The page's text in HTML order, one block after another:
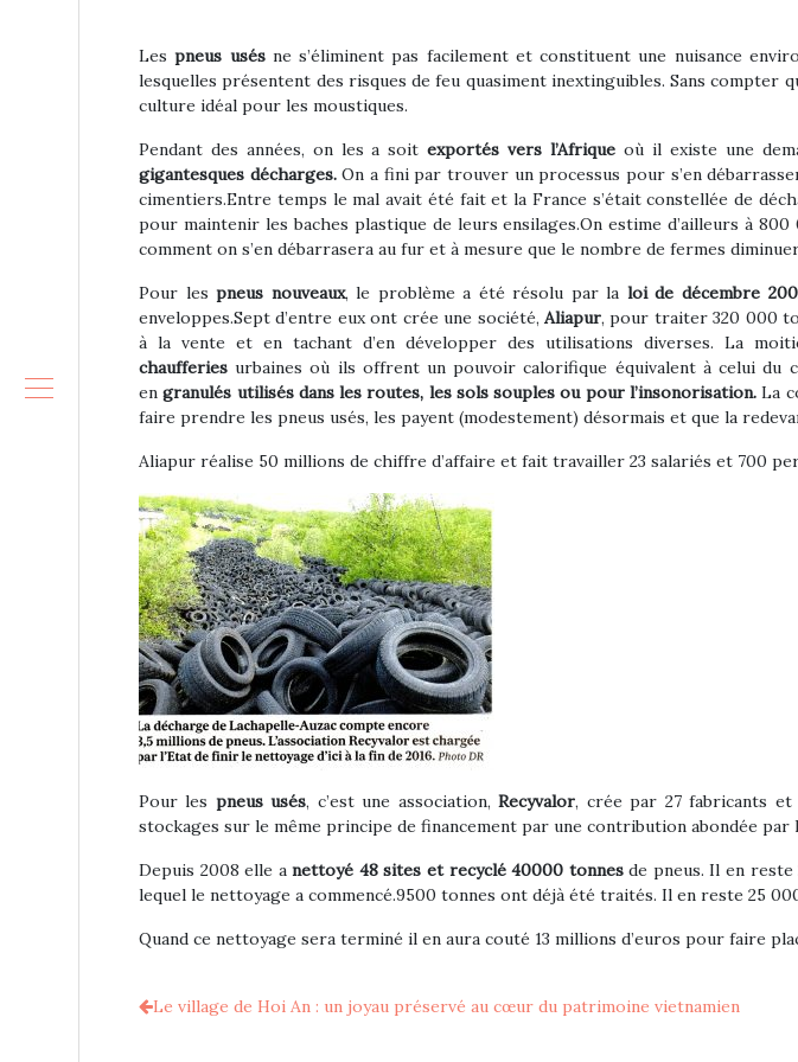
Les pneus usésne s’éliminent pas facilement et constituent une nuisance
lesquelles présentent des risques de feu quasiment inextinguibles. Sans compter
culture idéal pour les moustiques.
Pendant des années, on les a soitexportés vers l’Afrique où il existe une
gigantesques décharges.On a fini par trouver un processus pour s’en
cimentiers.Entre temps le mal avait été fait et la France s’était constellée de
pour maintenir les baches plastique de leurs ensilages.On estime d’ailleurs à
comment on s’en débarrasera au fur et à mesure que le nombre de fermes
Pour lespneus nouveaux, le problème a été résolu par la loi de décembre
enveloppes.Sept d’entre eux ont crée une société, Aliapur, pour traiter 320 000
à la vente et en tachant d’en développer des utilisations diverses. La
chaufferiesurbaines où ils offrent un pouvoir calorifique équivalent à celui du
engranulés utilisés dans les routes, les sols souples ou pour l’insonorisation.La
faire prendre les pneus usés, les payent (modestement) désormais et que la
Aliapur réalise 50 millions de chiffre d’affaire et fait travailler 23 salariés et 700
Pour les pneus usés, c’est une association,Recyvalor, crée par 27 fabricants
stockages sur le même principe de financement par une contribution abondée par
Depuis 2008 elle anettoyé 48 sites et recyclé 40000 tonnesde pneus. Il en reste
lequel le nettoyage a commencé.9500 tonnes ont déjà été traités. Il en reste 25
Quand ce nettoyage sera terminé il en aura couté 13 millions d’euros pour faire
Le village de Hoi An : un joyau préservé au cœur du patrimoine vietnamien